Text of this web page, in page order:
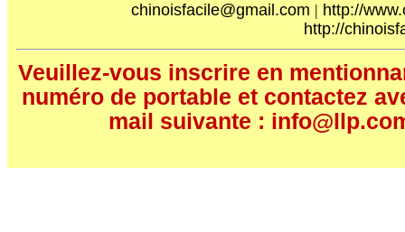
chinoisfacile@gmail.com | http://
http://
Veuillez-vous inscrire en
numéro de portable et contactez
mail suivante :